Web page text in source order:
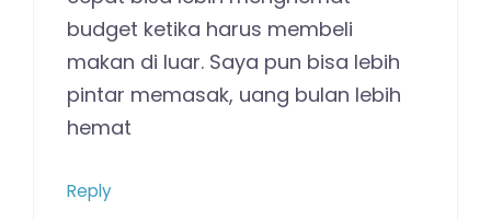
budget ketika harus membeli
makan di luar. Saya pun bisa lebih
pintar memasak, uang bulan lebih
hemat
Reply